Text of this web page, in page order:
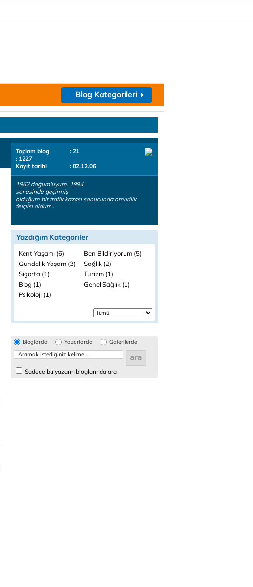
Blog Kategorileri
Toplam blog
: 21
: 1227
Kayıt tarihi
: 02.12.06
1962 doğumluyum. 1994
senesinde geçirmiş
olduğum bir trafik kazası sonucunda omurilik
felçlisi oldum..
Yazdığım Kategoriler
Kent Yaşamı (6)
Ben Bildiriyorum (5)
Gündelik Yaşam (3)
Sağlık (2)
Sigorta (1)
Turizm (1)
Blog (1)
Genel Sağlık (1)
Psikoloji (1)
Bloglarda Yazarlarda Galerilerde
Sadece bu yazarın bloglarında ara